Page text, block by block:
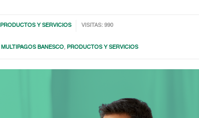
PRODUCTOS Y SERVICIOS VISITAS: 990
MULTIPAGOS BANESCO, PRODUCTOS Y SERVICIOS